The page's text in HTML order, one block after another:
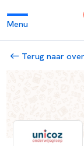
Menu
Terug naar